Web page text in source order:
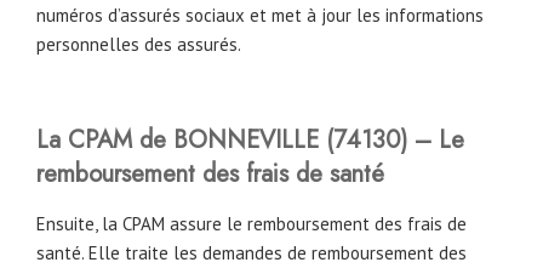
numéros d’assurés sociaux et met à jour les informations
personnelles des assurés.
La CPAM de BONNEVILLE (74130) – Le
remboursement des frais de santé
Ensuite, la CPAM assure le remboursement des frais de
santé. Elle traite les demandes de remboursement des